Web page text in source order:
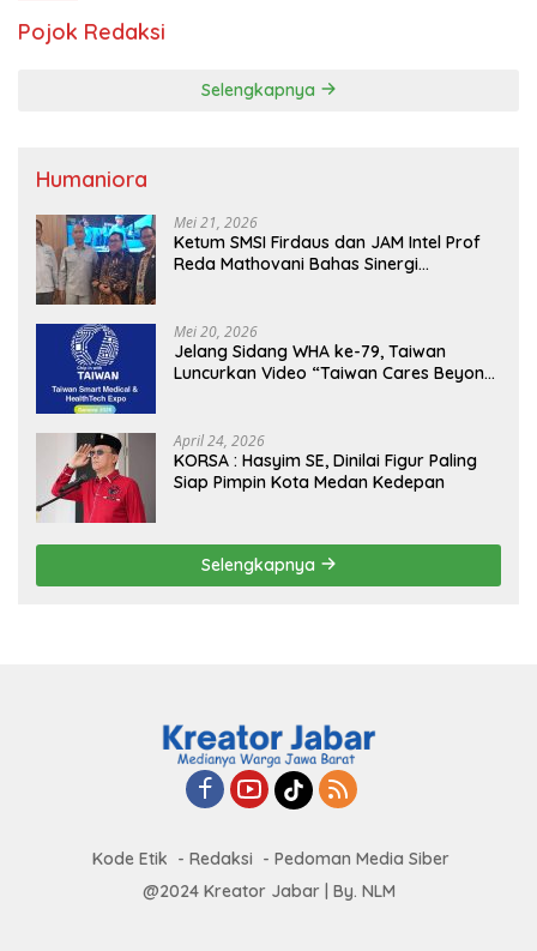
Pojok Redaksi
Selengkapnya
Humaniora
Mei 21, 2026
Ketum SMSI Firdaus dan JAM Intel Prof
Reda Mathovani Bahas Sinergi
MBG, Perkuat Pengawasan Program
Pemerintah
Mei 20, 2026
Jelang Sidang WHA ke-79, Taiwan
Luncurkan Video “Taiwan Cares Beyond
April 24, 2026
KORSA : Hasyim SE, Dinilai Figur Paling
Siap Pimpin Kota Medan Kedepan
Selengkapnya
Kode Etik Redaksi
Pedoman Media Siber
@2024 Kreator Jabar | By. NLM